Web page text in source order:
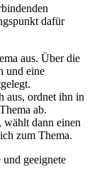
dafür
aus. Über die
und eine
aus, ordnet ihn in
ab.
wählt dann einen
zum Thema.
geeignete